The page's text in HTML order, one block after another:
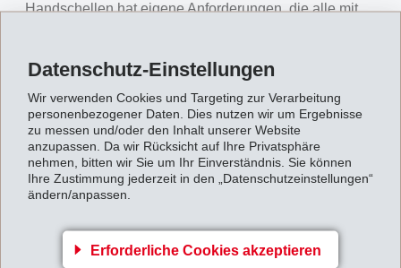
Datenschutz-Einstellungen
Wir verwenden Cookies und Targeting zur Verarbeitung
personenbezogener Daten. Dies nutzen wir um Ergebnisse
zu messen und/oder den Inhalt unserer Website
anzupassen. Da wir Rücksicht auf Ihre Privatsphäre
nehmen, bitten wir Sie um Ihr Einverständnis. Sie können
Ihre Zustimmung jederzeit in den „Datenschutzeinstellungen“
ändern/anpassen.
Erforderliche Cookies akzeptieren
Handschellen hat eigene Anforderungen, die alle mit
die innovative Materialkombination aus kohlenstoff-
und glasfaserverstärkten EMS-Polymeren bleibt die
Funktion auch unter extremen klimatischen
Bedingungen erhalten. Sowohl bei sehr tiefen
Temperaturen, wie in den arktischen Regionen (-40 °C)
als auch bei hohen Temperaturen, wie unter
Sicherheit der Handschellen durch die Lösungen von
EMS gewährleistet. Eine weitere Besonderheit besteht